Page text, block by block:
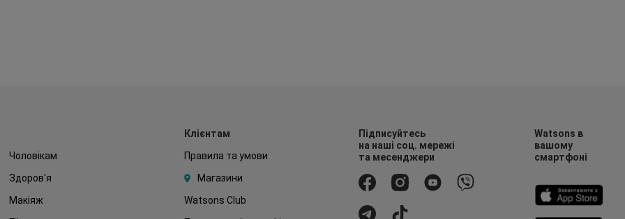
Чоловікам
Здоров'я
Макіяж
Клієнтам
Правила та умови
Магазини
Watsons Club
Підписуйтесь
на наші соц. мережі
та месенджери
Watsons в
вашому
смартфоні